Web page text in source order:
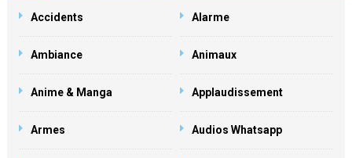
Accidents Alarme
Ambiance Animaux
Anime & Manga Applaudissement
Armes Audios Whatsapp